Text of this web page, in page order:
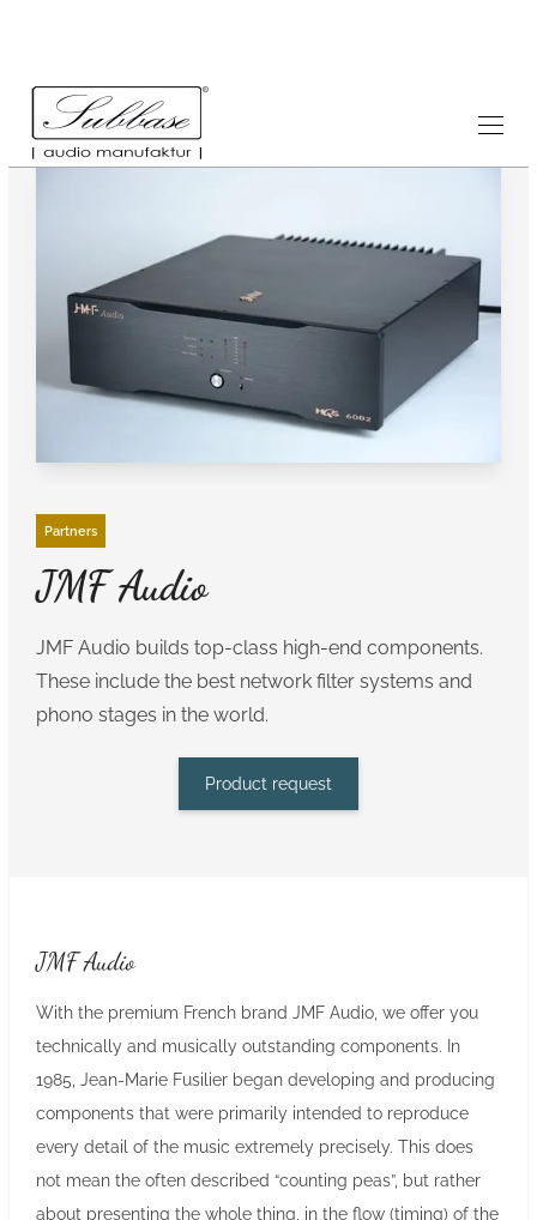
Partners
JMF Audio
JMF Audio builds top-class high-end components.
These include the best network filter systems and
phono stages in the world.
Product request
JMF Audio
With the premium French brand JMF Audio, we offer you
technically and musically outstanding components. In
1985, Jean-Marie Fusilier began developing and producing
components that were primarily intended to reproduce
every detail of the music extremely precisely. This does
not mean the often described “counting peas”, but rather
about presenting the whole thing, in the flow (timing) of the